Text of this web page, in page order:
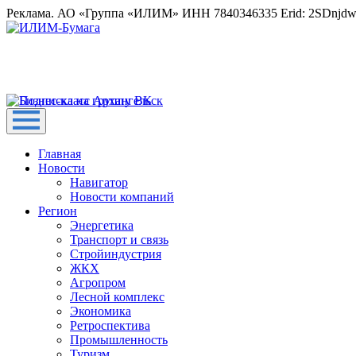
Реклама. АО «Группа «ИЛИМ» ИНН 7840346335 Erid:
Главная
Новости
Навигатор
Новости компаний
Регион
Энергетика
Транспорт и связь
Стройиндустрия
ЖКХ
Агропром
Лесной комплекс
Экономика
Ретроспектива
Промышленность